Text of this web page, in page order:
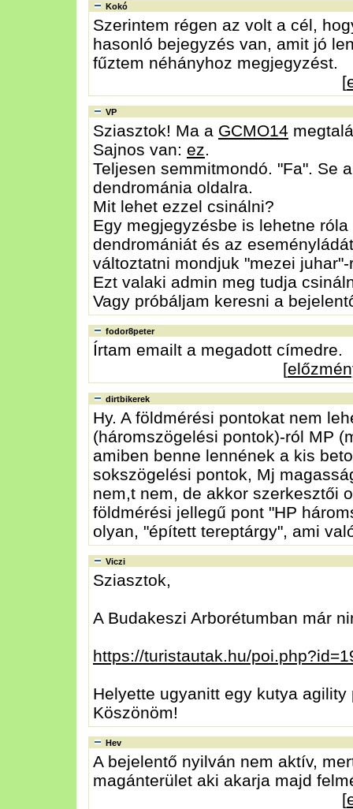
Kokó
Szerintem régen az volt a cél,
hasonló bejegyzés van, amit jó
fűztem néhányhoz megjegyzést.
[
VP
Sziasztok! Ma a GCMO14
Sajnos van: ez.
Teljesen semmitmondó. "Fa". Se
dendrománia oldalra.
Mit lehet ezzel csinálni?
Egy megjegyzésbe is lehetne
dendromániát és az
változtatni mondjuk "mezei juhar"-
Ezt valaki admin meg tudja
Vagy próbáljam keresni a
fodor8peter
Írtam emailt a megadott címedre.
[
dirtbikerek
Hy. A földmérési pontokat nem
(háromszögelési pontok)-ról MP
amiben benne lennének a kis
sokszögelési pontok, Mj
nem,t nem, de akkor szerkesztői
földmérési jellegű pont "HP
olyan, "épített tereptárgy", ami
Viczi
Sziasztok,
A Budakeszi Arborétumban már
https://turistautak.hu/
Helyette ugyanitt egy kutya
Köszönöm!
Hev
A bejelentő nyilván nem aktív,
magánterület aki akarja majd
[